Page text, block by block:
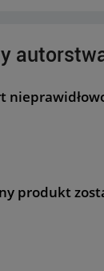
produkt